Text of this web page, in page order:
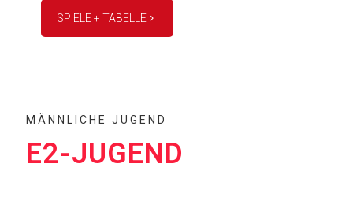
SPIELE + TABELLE
MÄNNLICHE JUGEND
E2-JUGEND